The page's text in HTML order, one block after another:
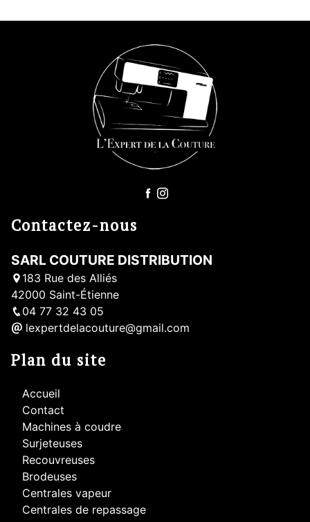
Contactez-nous
SARL COUTURE DISTRIBUTION
183 Rue des Alliés
42000 Saint-Étienne
04 77 32 43 05
lexpertdelacouture@gmail.com
Plan du site
Accueil
Contact
Machines à coudre
Surjeteuses
Recouvreuses
Brodeuses
Centrales vapeur
Centrales de repassage